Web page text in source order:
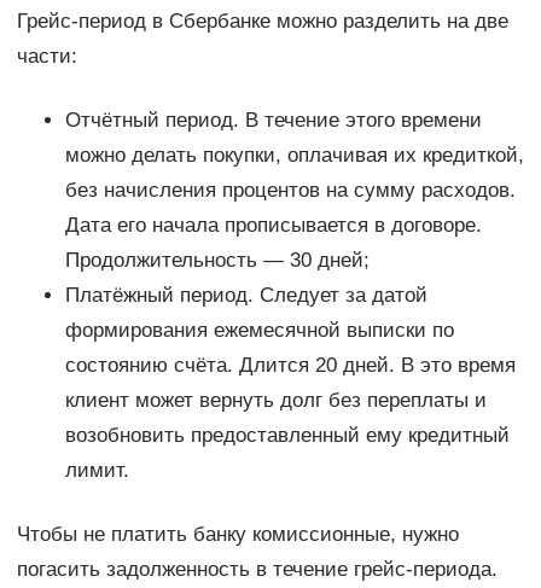
Грейс-период в Сбербанке можно разделить на две
части:
Отчётный период. В течение этого времени
можно делать покупки, оплачивая их кредиткой,
без начисления процентов на сумму расходов.
Дата его начала прописывается в договоре.
Продолжительность — 30 дней;
Платёжный период. Следует за датой
формирования ежемесячной выписки по
состоянию счёта. Длится 20 дней. В это время
клиент может вернуть долг без переплаты и
возобновить предоставленный ему кредитный
лимит.
Чтобы не платить банку комиссионные, нужно
погасить задолженность в течение грейс-периода.